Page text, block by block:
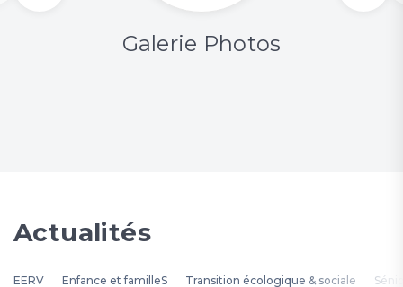
Galerie Photos
Actualités
EERV Enfance et familleS Transition écologique & sociale